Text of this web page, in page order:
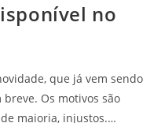
no
que já vem sendo
Os motivos são
maioria, injustos.…